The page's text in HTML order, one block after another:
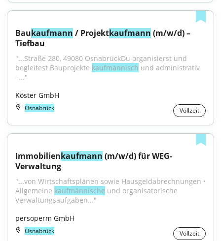
Baukaufmann / Projektkaufmann (m/w/d) –
Tiefbau
"...Straße 280, 49080 OsnabrückDu organisierst und
begleitest Bauprojekte kaufmännisch und administrativ
–..."
Köster GmbH
Osnabrück Vollzeit
Immobilienkaufmann (m/w/d) für WEG-
Verwaltung
"...von Wirtschaftsplänen sowie Hausgeldabrechnungen •
Allgemeine kaufmännische und organisatorische
Verwaltungsaufgaben..."
persoperm GmbH
Osnabrück Vollzeit